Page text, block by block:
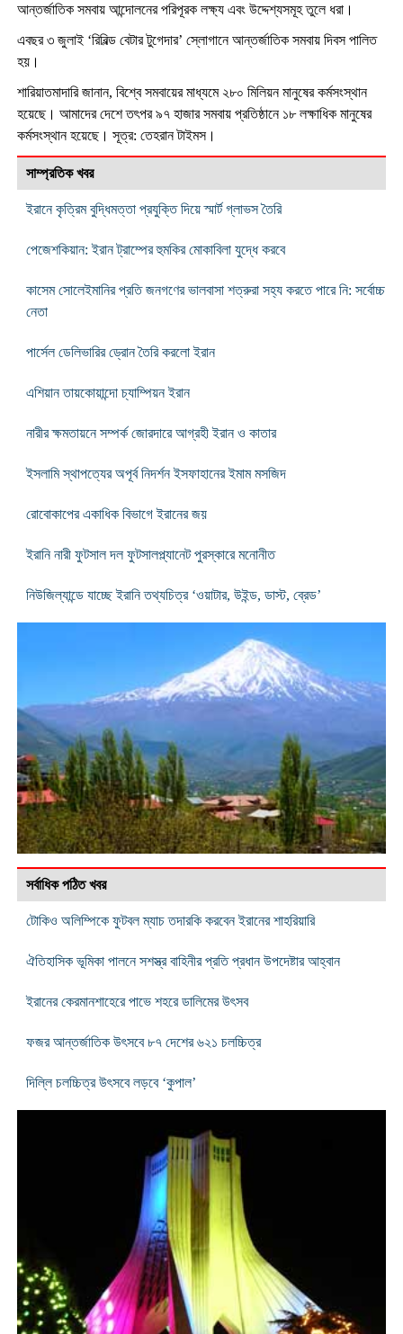
আন্তর্জাতিক সমবায় আন্দোলনের পরিপূরক লক্ষ্য এবং উদ্দেশ্যসমূহ তুলে ধরা।
এবছর ৩ জুলাই ‘রিবিল্ড বেটার টুগেদার’ স্লোগানে আন্তর্জাতিক সমবায় দিবস পালিত
হয়।
শারিয়াতমাদারি জানান, বিশ্বে সমবায়ের মাধ্যমে ২৮০ মিলিয়ন মানুষের কর্মসংস্থান
হয়েছে। আমাদের দেশে তৎপর ৯৭ হাজার সমবায় প্রতিষ্ঠানে ১৮ লক্ষাধিক মানুষের
কর্মসংস্থান হয়েছে। সূত্র: তেহরান টাইমস।
সাম্প্রতিক খবর
ইরানে কৃত্রিম বুদ্ধিমত্তা প্রযুক্তি দিয়ে স্মার্ট গ্লাভস তৈরি
পেজেশকিয়ান: ইরান ট্রাম্পের হুমকির মোকাবিলা যুদ্ধে করবে
কাসেম সোলেইমানির প্রতি জনগণের ভালবাসা শত্রুরা সহ্য করতে পারে নি: সর্বোচ্চ
নেতা
পার্সেল ডেলিভারির ড্রোন তৈরি করলো ইরান
এশিয়ান তায়কোয়ান্দো চ্যাম্পিয়ন ইরান
নারীর ক্ষমতায়নে সম্পর্ক জোরদারে আগ্রহী ইরান ও কাতার
ইসলামি স্থাপত্যের অপূর্ব নিদর্শন ইসফাহানের ইমাম মসজিদ
রোবোকাপের একাধিক বিভাগে ইরানের জয়
ইরানি নারী ফুটসাল দল ফুটসালপ্ল্যানেট পুরস্কারে মনোনীত
নিউজিল্যান্ডে যাচ্ছে ইরানি তথ্যচিত্র ‘ওয়াটার, উইন্ড, ডাস্ট, ব্রেড’
সর্বাধিক পঠিত খবর
টোকিও অলিম্পিকে ফুটবল ম্যাচ তদারকি করবেন ইরানের শাহরিয়ারি
ঐতিহাসিক ভূমিকা পালনে সশস্ত্র বাহিনীর প্রতি প্রধান উপদেষ্টার আহ্বান
ইরানের কেরমানশাহেরে পাভে শহরে ডালিমের উৎসব
ফজর আন্তর্জাতিক উৎসবে ৮৭ দেশের ৬২১ চলচ্চিত্র
দিল্লি চলচ্চিত্র উৎসবে লড়বে ‘কুপাল’